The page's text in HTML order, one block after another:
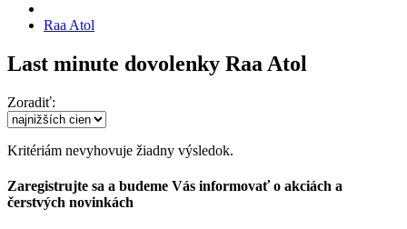
Raa Atol
Last minute dovolenky Raa Atol
Zoradiť:
Kritériám nevyhovuje žiadny výsledok.
Zaregistrujte sa a budeme Vás informovať o akciách a
čerstvých novinkách